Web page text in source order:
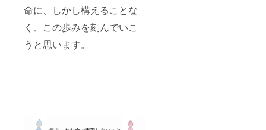
命に、しかし構えることな
く、この歩みを刻んでいこ
うと思います。